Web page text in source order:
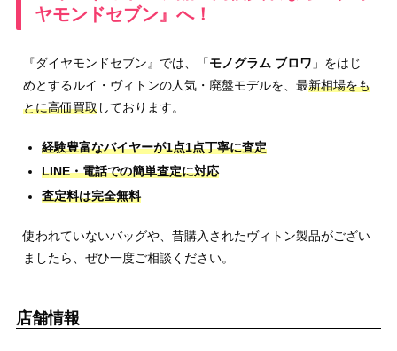
ヤモンドセブン』へ！
『ダイヤモンドセブン』では、「モノグラム ブロワ 」をはじ
めとするルイ・ヴィトンの人気・廃盤モデルを、最新相場をも
とに高価買取しております。
経験豊富なバイヤーが1点1点丁寧に査定
LINE・電話での簡単査定に対応
査定料は完全無料
使われていないバッグや、昔購入されたヴィトン製品がござい
ましたら、ぜひ一度ご相談ください。
店舗情報